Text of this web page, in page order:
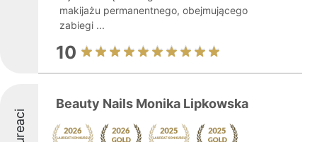
makijażu permanentnego, obejmującego
zabiegi ...
10
Beauty Nails Monika Lipkowska